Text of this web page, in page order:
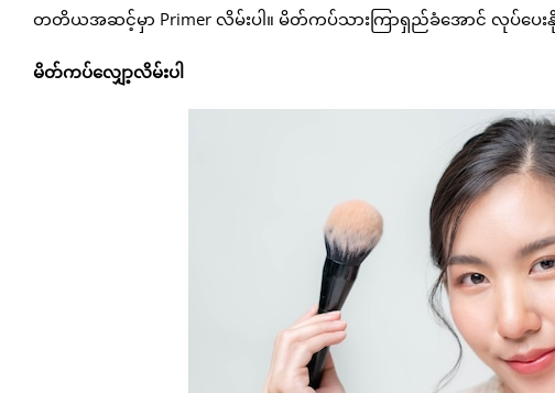
တတိယအဆင့်မှာ Primer လိမ်းပါ။ မိတ်ကပ်သားကြာရှည်ခံအောင် လုပ်ပေ
မိတ်ကပ်လျှော့လိမ်းပါ